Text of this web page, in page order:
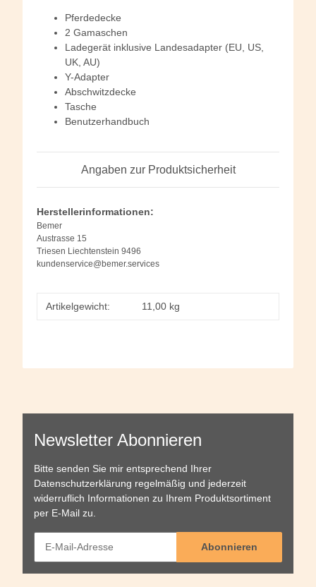
Pferdedecke
2 Gamaschen
Ladegerät inklusive Landesadapter (EU, US,
UK, AU)
Y-Adapter
Abschwitzdecke
Tasche
Benutzerhandbuch
Angaben zur Produktsicherheit
Herstellerinformationen:
Bemer
Austrasse 15
Triesen Liechtenstein 9496
kundenservice@bemer.services
Artikelgewicht: 11,00 kg
Newsletter Abonnieren
Bitte senden Sie mir entsprechend Ihrer
Datenschutzerklärung regelmäßig und jederzeit
widerruflich Informationen zu Ihrem Produktsortiment
per E-Mail zu.
Abonnieren